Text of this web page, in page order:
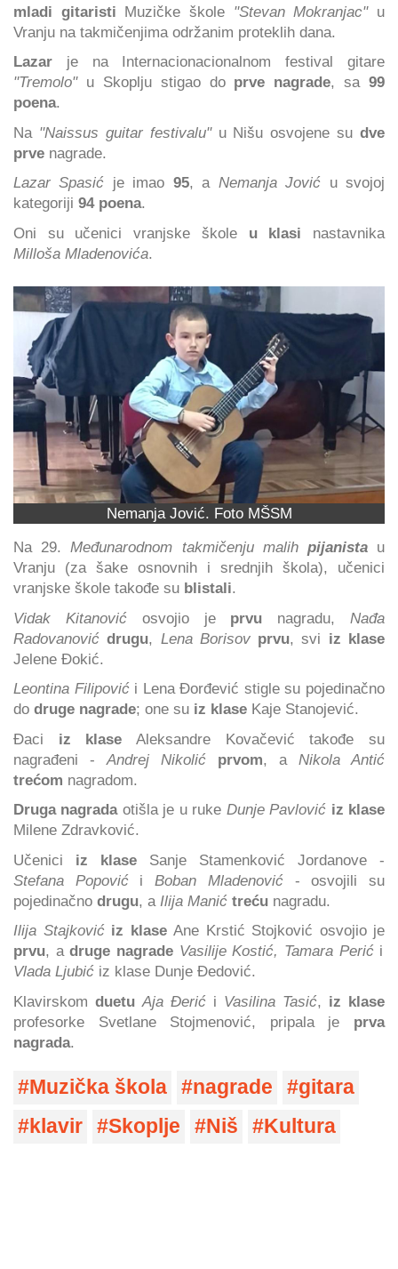
mladi gitaristi Muzičke škole "Stevan Mokranjac"u
Vranju na takmičenjima održanim proteklih dana.
Lazar je na Internacionacionalnom festival gitare
"Tremolo"u Skoplju stigao do prve nagrade, sa 99
poena.
Na "Naissus guitar festivalu" u Nišu osvojene su dve
prve nagrade.
Lazar Spasić je imao 95, a Nemanja Jović u svojoj
kategoriji 94 poena.
Oni su učenici vranjske škole u klasi nastavnika
Milloša Mladenovića.
Nemanja Jović. Foto MŠSM
Na 29.Međunarodnom takmičenju malih pijanista u
Vranju (za šake osnovnih i srednjih škola), učenici
vranjske škole takođe su blistali.
Vidak Kitanovićosvojio je prvu nagradu,Nađa
Radovanovićdrugu, Lena Borisov prvu, svi iz klase
Jelene Đokić.
Leontina Filipovići Lena Đorđević stigle su pojedinačno
do druge nagrade; one su iz klase Kaje Stanojević.
Đaci iz klase Aleksandre Kovačević takođe su
nagrađeni - Andrej Nikolić prvom, a Nikola Antić
trećom nagradom.
Druga nagradaotišla je u ruke Dunje Pavlović iz klase
Milene Zdravković.
Učenici iz klase Sanje Stamenković Jordanove -
Stefana PopovićiBoban Mladenović- osvojili su
pojedinačno drugu, a Ilija Manić treću nagradu.
Ilija Stajković iz klase Ane Krstić Stojković osvojio je
prvu, adruge nagrade Vasilije Kostić, Tamara Perići
Vlada Ljubić iz klase Dunje Đedović.
Klavirskom duetu Aja Đerić i Vasilina Tasić, iz klase
profesorke Svetlane Stojmenović, pripala je prva
nagrada.
Muzička škola nagrade
gitara
klavir
Skoplje Niš Kultura